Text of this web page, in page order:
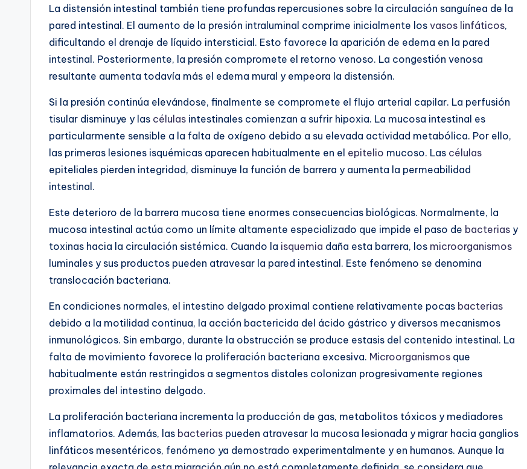
La distensión intestinal también tiene profundas repercusiones sobre la circulación sanguínea de la
pared intestinal. El aumento de la presión intraluminal comprime inicialmente los vasos linfáticos,
dificultando el drenaje de líquido intersticial. Esto favorece la aparición de edema en la pared
intestinal. Posteriormente, la presión compromete el retorno venoso. La congestión venosa
resultante aumenta todavía más el edema mural y empeora la distensión.
Si la presión continúa elevándose, finalmente se compromete el flujo arterial capilar. La perfusión
tisular disminuye y las células intestinales comienzan a sufrir hipoxia. La mucosa intestinal es
particularmente sensible a la falta de oxígeno debido a su elevada actividad metabólica. Por ello,
las primeras lesiones isquémicas aparecen habitualmente en el epitelio mucoso. Las células
epiteliales pierden integridad, disminuye la función de barrera y aumenta la permeabilidad
intestinal.
Este deterioro de la barrera mucosa tiene enormes consecuencias biológicas. Normalmente, la
mucosa intestinal actúa como un límite altamente especializado que impide el paso de bacterias y
toxinas hacia la circulación sistémica. Cuando la isquemia daña esta barrera, los microorganismos
luminales y sus productos pueden atravesar la pared intestinal. Este fenómeno se denomina
translocación bacteriana.
En condiciones normales, el intestino delgado proximal contiene relativamente pocas bacterias
debido a la motilidad continua, la acción bactericida del ácido gástrico y diversos mecanismos
inmunológicos. Sin embargo, durante la obstrucción se produce estasis del contenido intestinal. La
falta de movimiento favorece la proliferación bacteriana excesiva. Microorganismos que
habitualmente están restringidos a segmentos distales colonizan progresivamente regiones
proximales del intestino delgado.
La proliferación bacteriana incrementa la producción de gas, metabolitos tóxicos y mediadores
inflamatorios. Además, las bacterias pueden atravesar la mucosa lesionada y migrar hacia ganglios
linfáticos mesentéricos, fenómeno ya demostrado experimentalmente y en humanos. Aunque la